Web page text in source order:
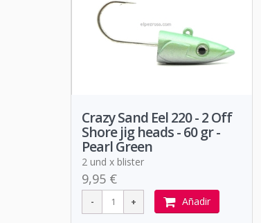
Crazy Sand Eel 220 - 2 Off
Shore jig heads - 60 gr -
Pearl Green
2 und x blister
9,95 €
Añadir